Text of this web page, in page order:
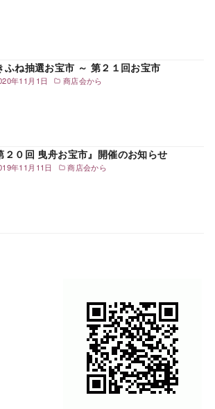
年11月1日 商店会から
ふね抽選お宝市 ～ 第２１回お宝市
年11月11日 商店会から
２０回 曳舟お宝市』開催のお知らせ